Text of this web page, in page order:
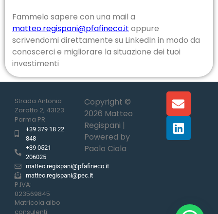
Fammelo sapere con una mail a
matteo.regispani@pfafineco.it oppure
scrivendomi direttamente su LinkedIn in modo da
conoscerci e migliorare la situazione dei tuoi
investimenti
Strada Antonio
Zarotto 2, 43123
Parma PR
+39 379 18 22
848
+39 0521
206025
matteo.regispani@pfafineco.it
matteo.regispani@pec.it
P.IVA:
023569845
Matricola albo
consulenti:
Copyright ©
2026 Matteo
Regispani |
Powered by
Paolo Ciola